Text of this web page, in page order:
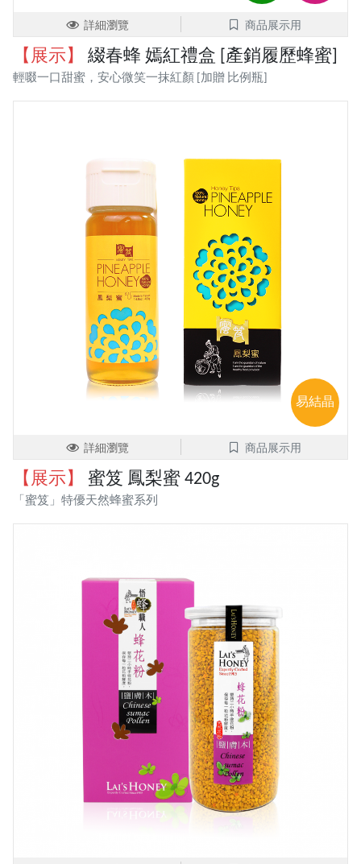
詳細瀏覽 商品展示用
【展示】 綴春蜂 嫣紅禮盒 [產銷履歷蜂蜜]
輕啜一口甜蜜，安心微笑一抹紅顏 [加贈 比例瓶]
易結晶
詳細瀏覽 商品展示用
【展示】 蜜笈 鳳梨蜜 420g
「蜜笈」特優天然蜂蜜系列